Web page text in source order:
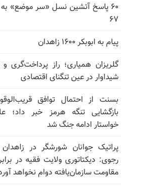
۶۰ پاسخ آتشین نسل «سر موضع»
۶۷
پیام به ابوبکر ۱۶۰۰ زاهدان
گلریزان همیاری؛ راز پرداخت‌گری و
شیداوار در عین تنگنای اقتصادی
بسنت از احتمال توافق
بازگشایی تنگه هرمز خبر داد؛
خواستار ادامه جنگ شد
پراتیک جوانان شورشگر در
رجوی: دیکتاتوری ولایت فقیه در
مقاومت سازمان‌یافته دوام نخواهد